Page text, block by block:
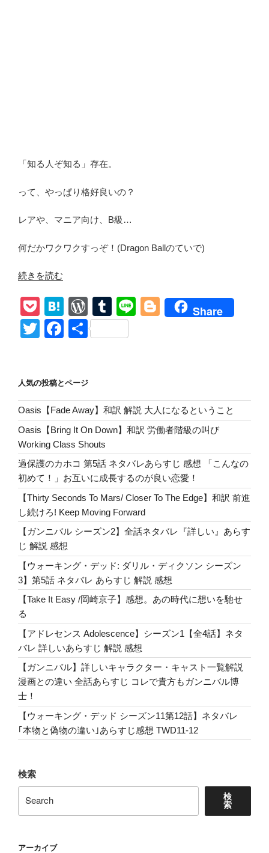
「知る人ぞ知る」存在。
って、やっぱり格好良いの？
レアや、マニア向け、B級…
何だかワクワクすっぞ！(Dragon Ballのていで)
“【Sultans
Ping
FC
和
訳
Marx
&
Disco!
親
日
家
の
探
し
物
は
見
つ
か
る
か？
Lyrics”
の
続きを読む
P
o
ck
H
at
e
a
W
or
d
e
ss
T
u
m
Li
Bl
Share
T
er
F
e
b
o
o
k
共
人気の投稿とページ
Oasis【Fade Away】和訳 解説 大人になるということ
Oasis【Bring It On Down】和訳 労働者階級の叫び
Working Class Shouts
過保護のカホコ 第5話 ネタバレあらすじ 感想 「こんなの
初めて！」お互いに成長するのが良い恋愛！
【Thirty Seconds To Mars/ Closer To The Edge】和訳 前進
し続けろ! Keep Moving Forward
【ガンニバル シーズン2】全話ネタバレ『詳しい』あらす
じ 解説 感想
【ウォーキング・デッド: ダリル・ディクソン シーズン
3】第5話 ネタバレ あらすじ 解説 感想
【Take It Easy /岡崎京子】感想。あの時代に想いを馳せ
る
【アドレセンス Adolescence】シーズン1【全4話】ネタ
バレ 詳しいあらすじ 解説 感想
【ガンニバル】詳しいキャラクター・キャスト一覧解説
漫画との違い 全話あらすじ コレで貴方もガンニバル博
士！
【ウォーキング・デッド シーズン11第12話】ネタバレ
｢本物と偽物の違い｣あらすじ感想 TWD11-12
検索
検
索
アーカイブ